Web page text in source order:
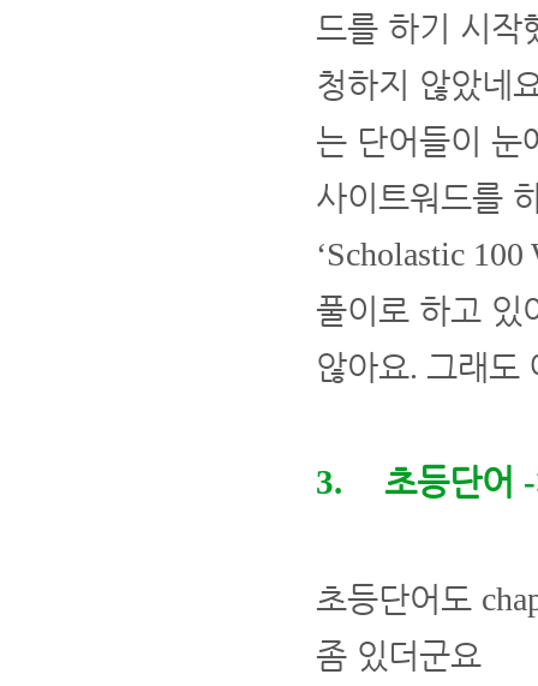
드를 하기 시작
청하지 않았네
는 단어들이 눈
사이트워드를
‘Scholastic 100
풀이로 하고 있
않아요. 그래도
3. 초등단어
초등단어도
좀 있더군요